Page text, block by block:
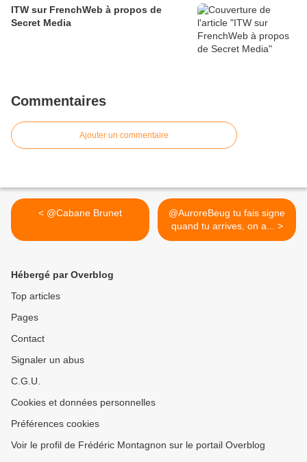
ITW sur FrenchWeb à propos de
Secret Media
Commentaires
Ajouter un commentaire
< @Cabane Brunet
@AuroreBeug tu fais signe
quand tu arrives, on a... >
Hébergé par Overblog
Top articles
Pages
Contact
Signaler un abus
C.G.U.
Cookies et données personnelles
Préférences cookies
Voir le profil de Frédéric Montagnon sur le portail Overblog